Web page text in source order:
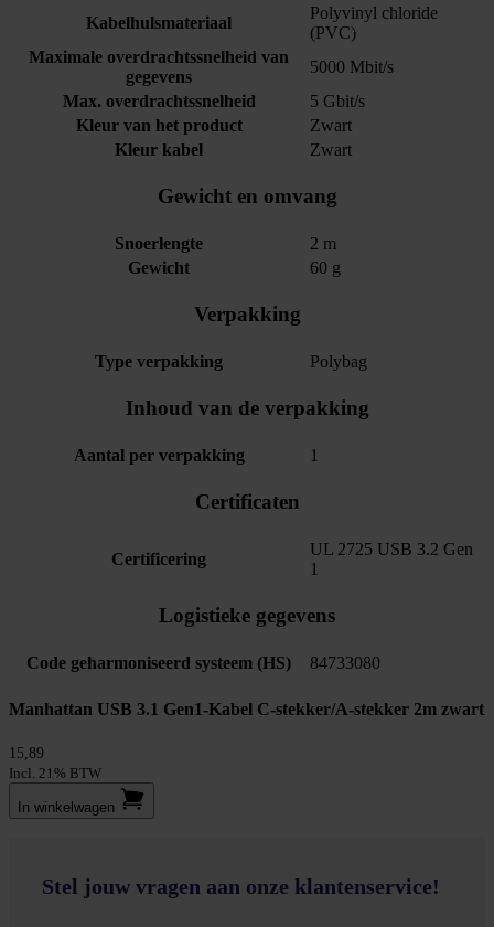
Kabelhulsmateriaal
Polyvinyl chloride
(PVC)
Maximale overdrachtssnelheid van
gegevens
5000 Mbit/s
Max. overdrachtssnelheid
5 Gbit/s
Kleur van het product
Zwart
Kleur kabel
Zwart
Gewicht en omvang
Snoerlengte
2 m
Gewicht
60 g
Verpakking
Type verpakking Polybag
Inhoud van de verpakking
Aantal per verpakking 1
Certificaten
Certificering
UL 2725 USB 3.2 Gen
1
Logistieke gegevens
Code geharmoniseerd systeem (HS) 84733080
Manhattan USB 3.1 Gen1-Kabel C-stekker/A-stekker 2m zwart
15,89
Incl. 21% BTW
In winkel­wagen
Stel jouw vragen aan onze klantenservice!